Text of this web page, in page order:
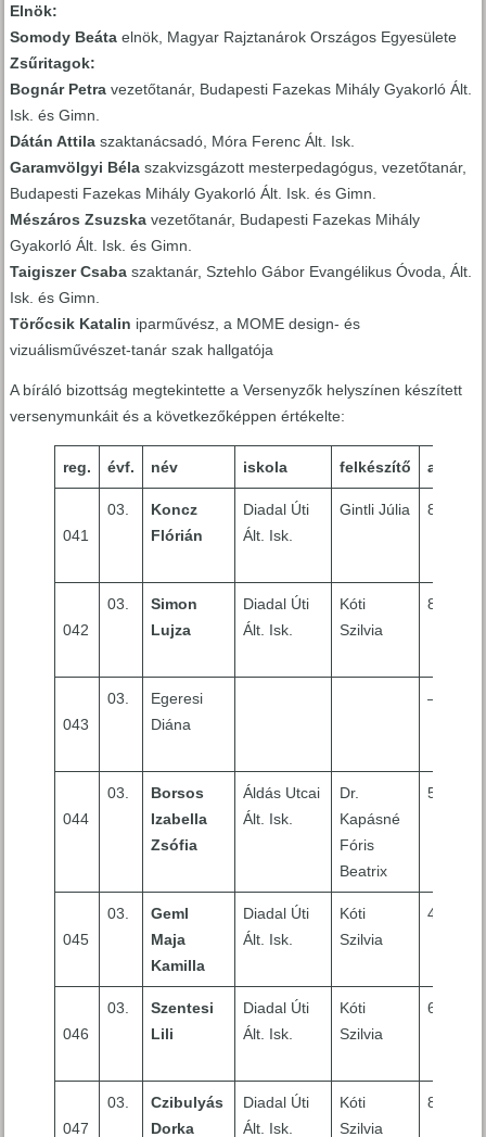
Elnök:
Somody Beáta elnök, Magyar Rajztanárok Országos Egyesülete
Zsűritagok:
Bognár Petra vezetőtanár, Budapesti Fazekas Mihály Gyakorló Ált.
Isk. és Gimn.
Dátán Attila szaktanácsadó, Móra Ferenc Ált. Isk.
Garamvölgyi Béla szakvizsgázott mesterpedagógus, vezetőtanár,
Budapesti Fazekas Mihály Gyakorló Ált. Isk. és Gimn.
Mészáros Zsuzska vezetőtanár, Budapesti Fazekas Mihály
Gyakorló Ált. Isk. és Gimn.
Taigiszer Csaba szaktanár, Sztehlo Gábor Evangélikus Óvoda, Ált.
Isk. és Gimn.
Törőcsik Katalin iparművész, a MOME design- és
vizuálisművészet-tanár szak hallgatója
A bíráló bizottság megtekintette a Versenyzők helyszínen készített
versenymunkáit és a következőképpen értékelte:
reg. évf. név iskola felkészítő anyag
041
03.
Koncz
Flórián
Diadal Úti
Ált. Isk.
Gintli Júlia 8
042
03.
Simon
Lujza
Diadal Úti
Ált. Isk.
Kóti
Szilvia
8
043
03.
Egeresi
Diána
–
044
03.
Borsos
Izabella
Zsófia
Áldás Utcai
Ált. Isk.
Dr.
Kapásné
Fóris
Beatrix
5
045
03.
Geml
Maja
Kamilla
Diadal Úti
Ált. Isk.
Kóti
Szilvia
4
046
03.
Szentesi
Lili
Diadal Úti
Ált. Isk.
Kóti
Szilvia
6
047
03.
Czibulyás
Dorka
Diadal Úti
Ált. Isk.
Kóti
Szilvia
8